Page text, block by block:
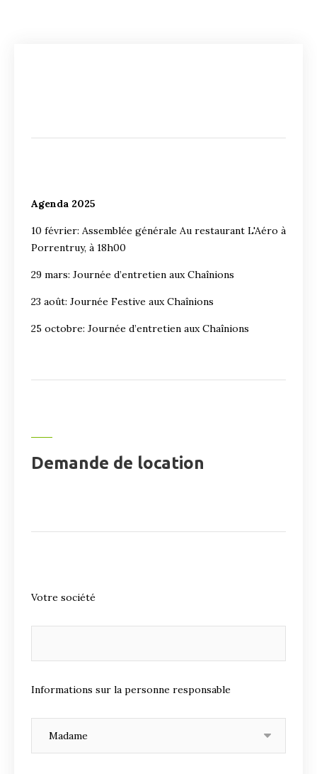
Agenda 2025
10 février: Assemblée générale Au restaurant L'Aéro à
Porrentruy, à 18h00
29 mars: Journée d’entretien aux Chaînions
23 août: Journée Festive aux Chaînions
25 octobre: Journée d’entretien aux Chaînions
Demande de location
Votre société
Informations sur la personne responsable